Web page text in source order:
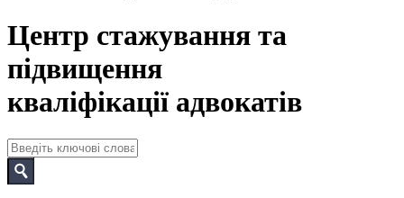
Центр стажування та
підвищення
кваліфікації адвокатів